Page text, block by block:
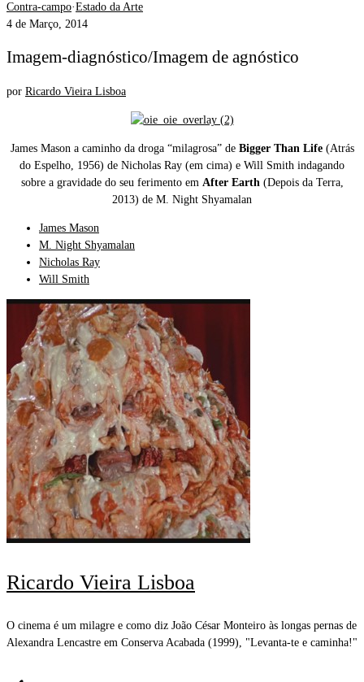
Contra-campo·Estado da Arte
4 de Março, 2014
Imagem-diagnóstico/Imagem de agnóstico
por Ricardo Vieira Lisboa
James Mason a caminho da droga “milagrosa” de Bigger Than Life(Atrás
do Espelho, 1956) de Nicholas Ray (em cima) e Will Smith indagando
sobre a gravidade do seu ferimento em After Earth (Depois da Terra,
2013) de M. Night Shyamalan
James Mason
M. Night Shyamalan
Nicholas Ray
Will Smith
Ricardo Vieira Lisboa
O cinema é um milagre e como diz João César Monteiro às longas pernas de
Alexandra Lencastre em Conserva Acabada (1999), "Levanta-te e caminha!"